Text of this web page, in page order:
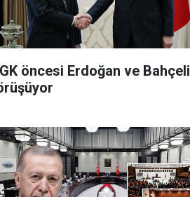
öncesi Erdoğan ve Bahçeli